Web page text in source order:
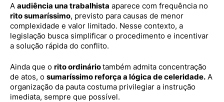
A audiência una trabalhista aparece com frequência no
rito sumaríssimo, previsto para causas de menor
complexidade e valor limitado. Nesse contexto, a
legislação busca simplificar o procedimento e incentivar
a solução rápida do conflito.
Ainda que o rito ordináriotambém admita concentração
de atos, o sumaríssimo reforça a lógica de celeridade. A
organização da pauta costuma privilegiar a instrução
imediata, sempre que possível.